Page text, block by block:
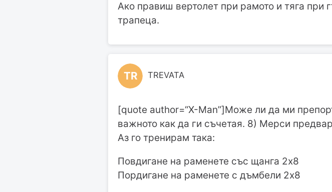
Ако правиш вертолет при рамото и тяга при
трапеца.
TR TREVATA
[quote author=“X-Man”]Може ли да ми
важното как да ги съчетая. 8) Мерси
Аз го тренирам така:
Повдигане на раменете със щанга 2х8
Пордигане на раменете с дъмбели 2х8